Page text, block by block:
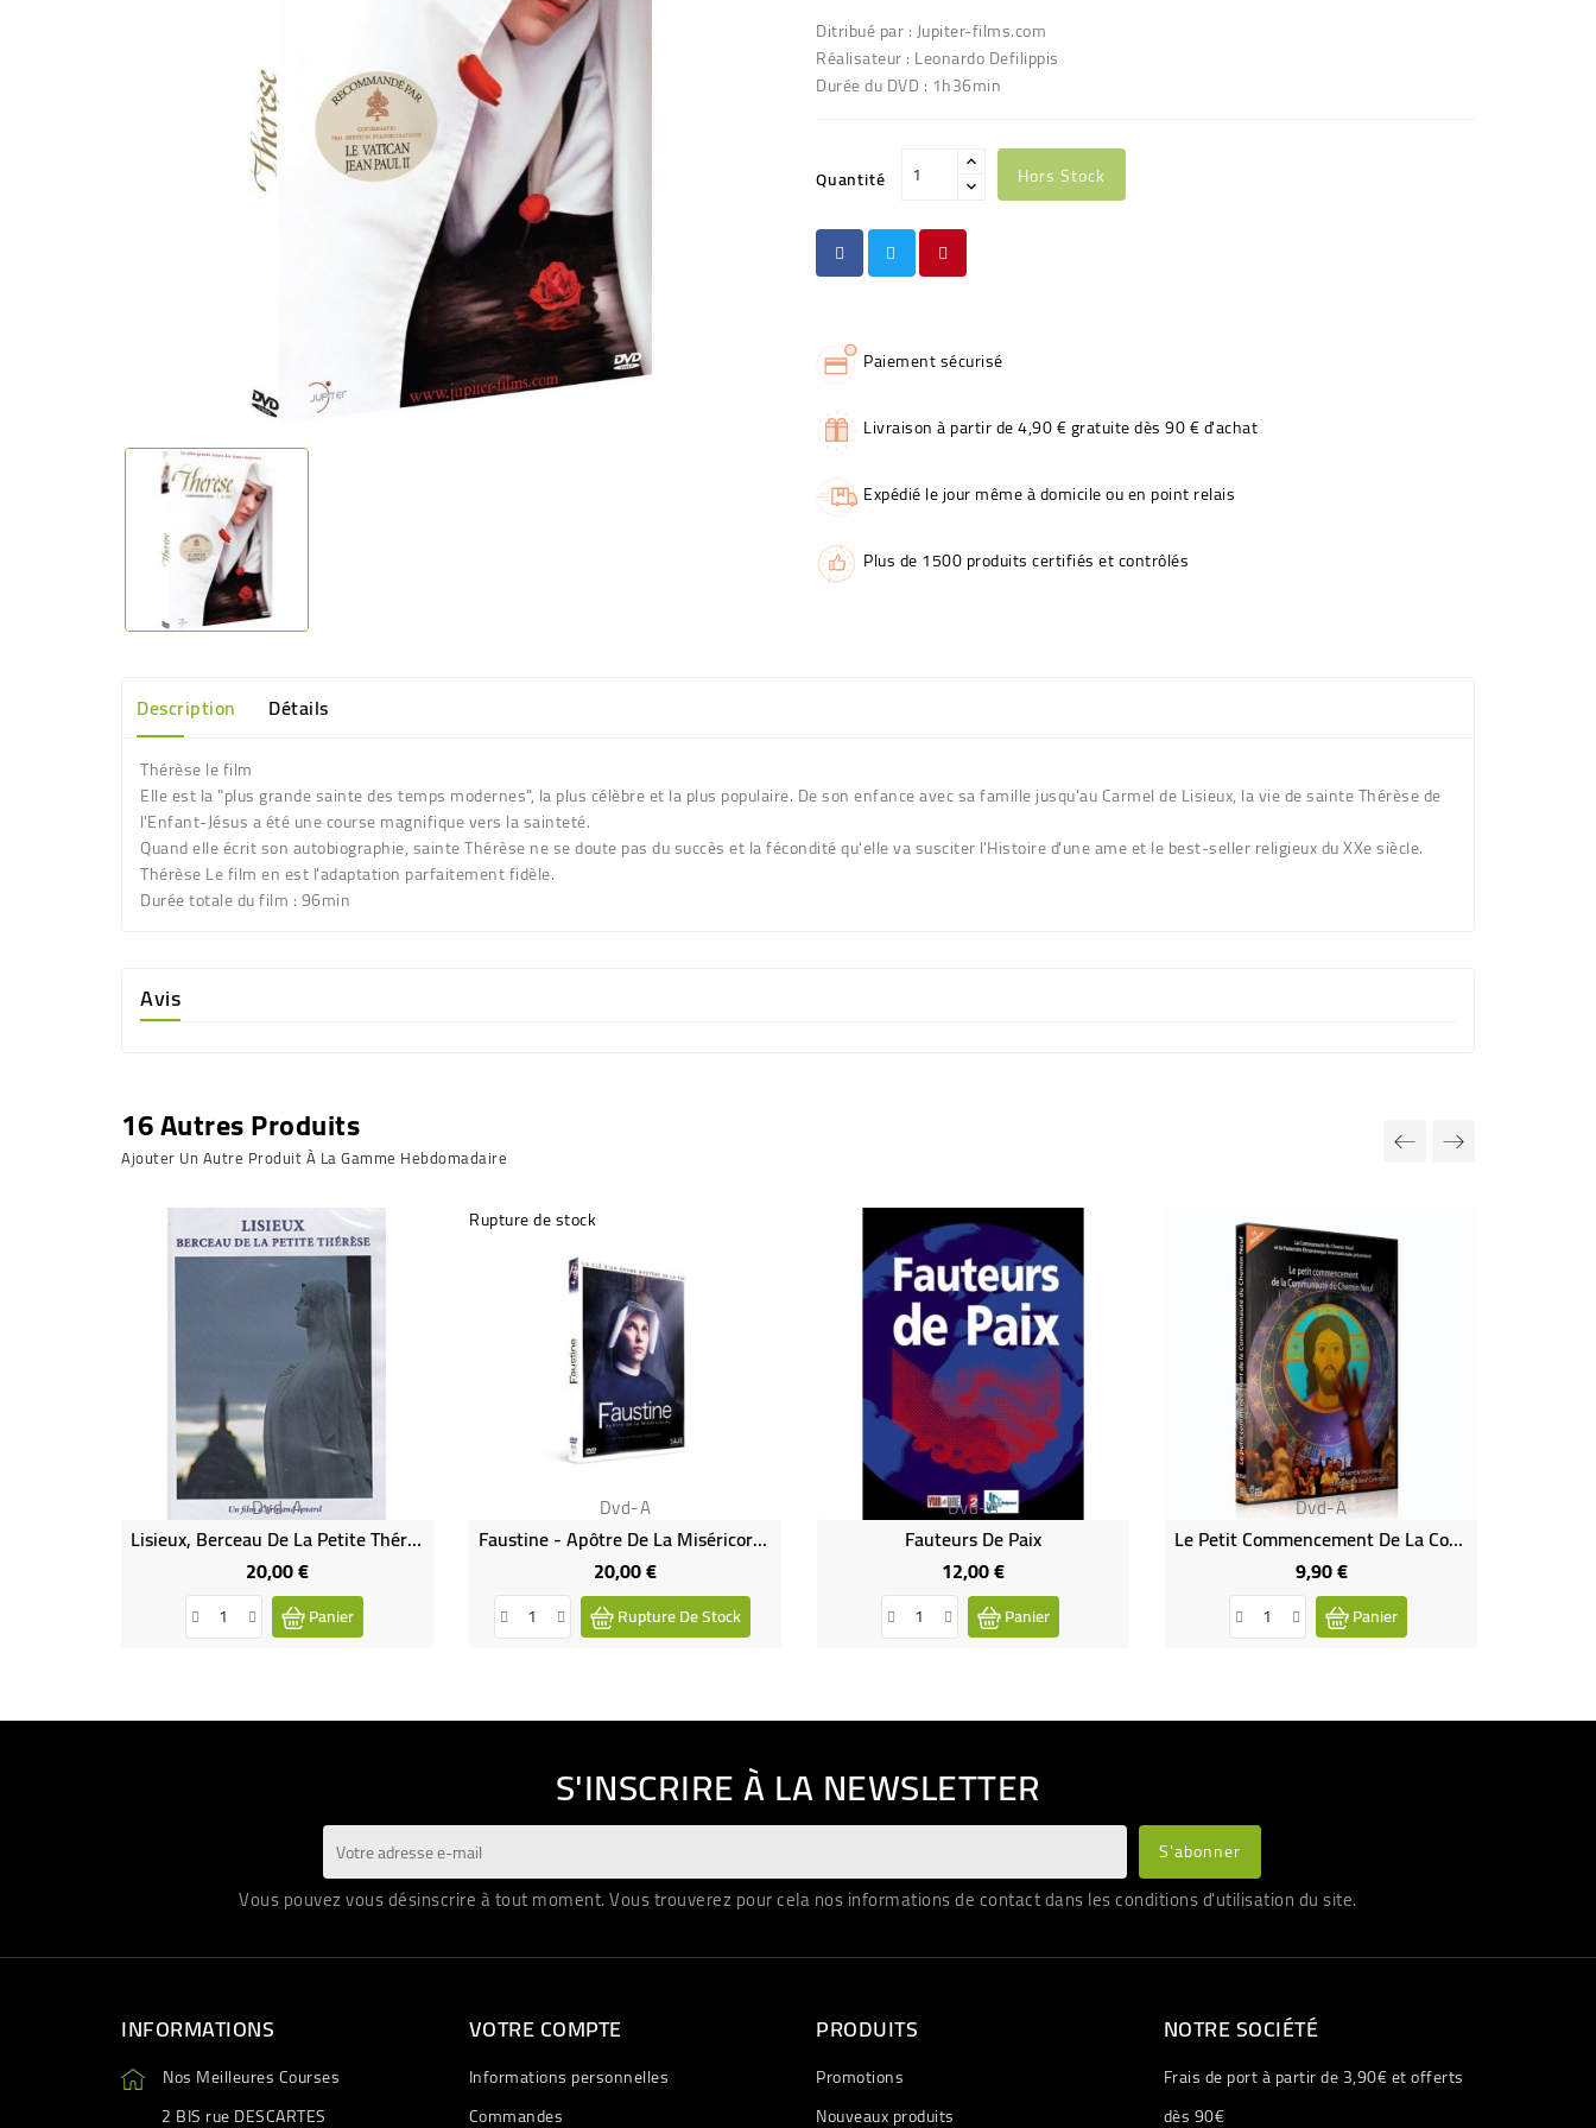
Ditribué par : Jupiter-films.com
Réalisateur : Leonardo Defilippis
Durée du DVD : 1h36min
Quantité Hors Stock
Paiement sécurisé
Livraison à partir de 4,90 € gratuite dès 90 € d'achat
Expédié le jour même à domicile ou en point relais
Plus de 1500 produits certifiés et contrôlés
Description Détails
Thérèse le film
Elle est la "plus grande sainte des temps modernes", la plus célèbre et la plus populaire. De son enfance avec sa famille jusqu'au Carmel de Lisieux, la vie de sainte Thérèse de
l'Enfant-Jésus a été une course magnifique vers la sainteté.
Quand elle écrit son autobiographie, sainte Thérèse ne se doute pas du succès et la fécondité qu'elle va susciter l'Histoire d'une ame et le best-seller religieux du XXe siècle.
Thérèse Le film en est l'adaptation parfaitement fidèle.
Durée totale du film : 96min
Avis
16 Autres Produits
Ajouter Un Autre Produit À La Gamme Hebdomadaire
Dvd-A
Lisieux, Berceau De La Petite Thérèse
20,00 €Prix
Panier
Rupture de stock
Dvd-A
Faustine - Apôtre De La Miséricorde
20,00 €Prix
Rupture De Stock
Dvd-A
Fauteurs De Paix
12,00 €Prix
Panier
Dvd-A
Le Petit Commencement De La Communauté Du Chemin Neuf
9,90 €Prix
Panier
S'INSCRIRE À LA NEWSLETTER
Vous pouvez vous désinscrire à tout moment. Vous trouverez pour cela nos informations de contact dans les conditions d'utilisation du site.
INFORMATIONS
Nos Meilleures Courses
2 BIS rue DESCARTES
VOTRE COMPTE
Informations personnelles
Commandes
PRODUITS
Promotions
Nouveaux produits
NOTRE SOCIÉTÉ
Frais de port à partir de 3,90€ et offerts
dès 90€